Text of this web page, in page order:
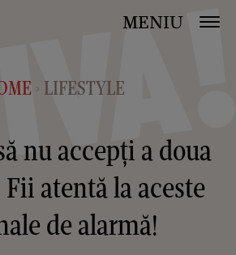
MENIU
> LIFESTYLE
nu accepți a doua
atentă la aceste
de alarmă!